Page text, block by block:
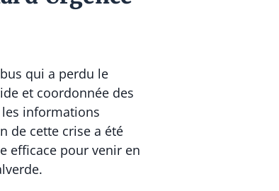
qui a perdu le
et coordonnée des
les informations
de cette crise a été
efficace pour venir en